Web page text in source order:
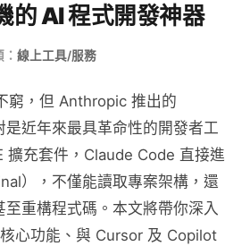
的 AI 程式開發神器
線上工具/服務
窮，但 Anthropic 推出的
是近年來最具革命性的開發者工
擴充套件，Claude Code 直接進
），不僅能讀取專案架構，還
重構程式碼。本文將帶你深入
心功能、與 Cursor 及 Copilot